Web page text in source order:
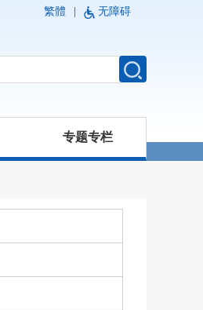
繁體 无障碍
专题专栏